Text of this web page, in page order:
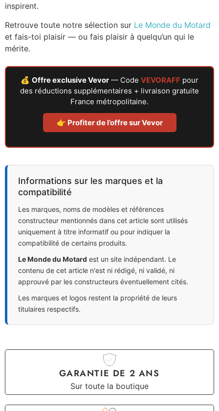
inspirent.
Retrouve toute notre sélection sur Le Monde du Motard
et fais-toi plaisir — ou fais plaisir à quelqu’un qui le
mérite.
💰 Offre exclusive Vevor — Code VEVORAFF pour
des réductions supplémentaires + livraison gratuite
France métropolitaine.
👉 Profiter de l’offre sur Vevor
Informations sur les marques et la
compatibilité
Les marques, noms de modèles et références
constructeur mentionnés dans cet article sont utilisés
uniquement à titre informatif ou pour indiquer la
compatibilité de certains produits.
Le Monde du Motard est un site indépendant. Le
contenu de cet article n'est ni rédigé, ni validé, ni
approuvé par les constructeurs éventuellement cités.
Les marques et logos restent la propriété de leurs
titulaires respectifs.
GARANTIE DE 2 ANS
Sur toute la boutique